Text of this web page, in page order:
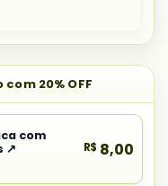
20% OFF
com
↗
R$ 8,00